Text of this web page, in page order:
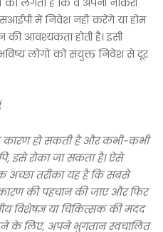
को लगता है कि वे अपनी नौकरी
में निवेश नहीं करेंगे या होम
आवश्यकता होती है। इसी
लोगों को संयुक्त निवेश से दूर
हो सकती है और कभी-कभी
इसे रोका जा सकता है। ऐसे
अच्छा तरीका यह है कि सबसे
की पहचान की जाए और फिर
विशेषज्ञ या चिकित्सक की मदद
के लिए, अपने भुगतान स्वचालित